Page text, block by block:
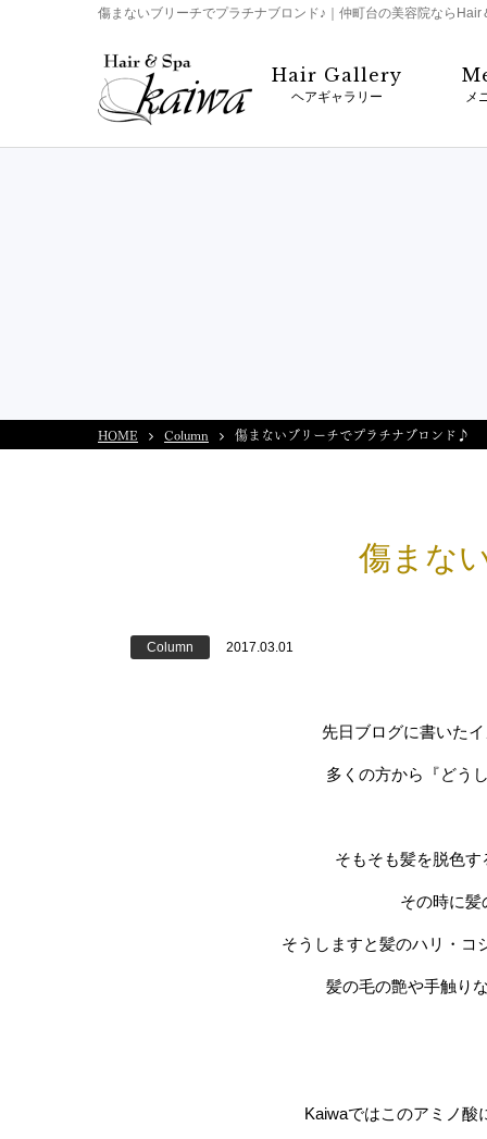
傷まないブリーチでプラチナブロンド♪｜仲町台の美容院なら
Hair Gallery
ヘアギャラリー メ
HOME Column 傷まないブリーチでプラチナブロンド♪
傷まな
Column 2017.03.01
先日ブログに書いた
多くの方から『どう
そもそも髪を脱色
その時に
そうしますと髪のハリ・コ
髪の毛の艶や手触り
Kaiwaではこのアミノ酸